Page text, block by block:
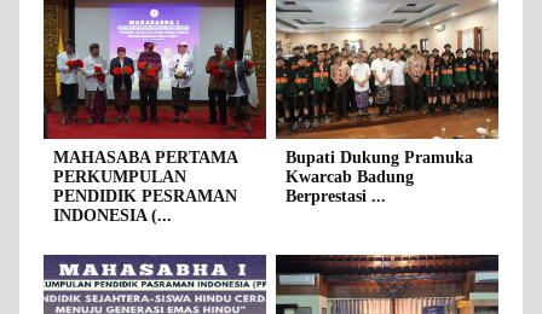
MAHASABA PERTAMA
PERKUMPULAN
PENDIDIK PESRAMAN
INDONESIA (...
Bupati Dukung Pramuka
Kwarcab Badung
Berprestasi ...